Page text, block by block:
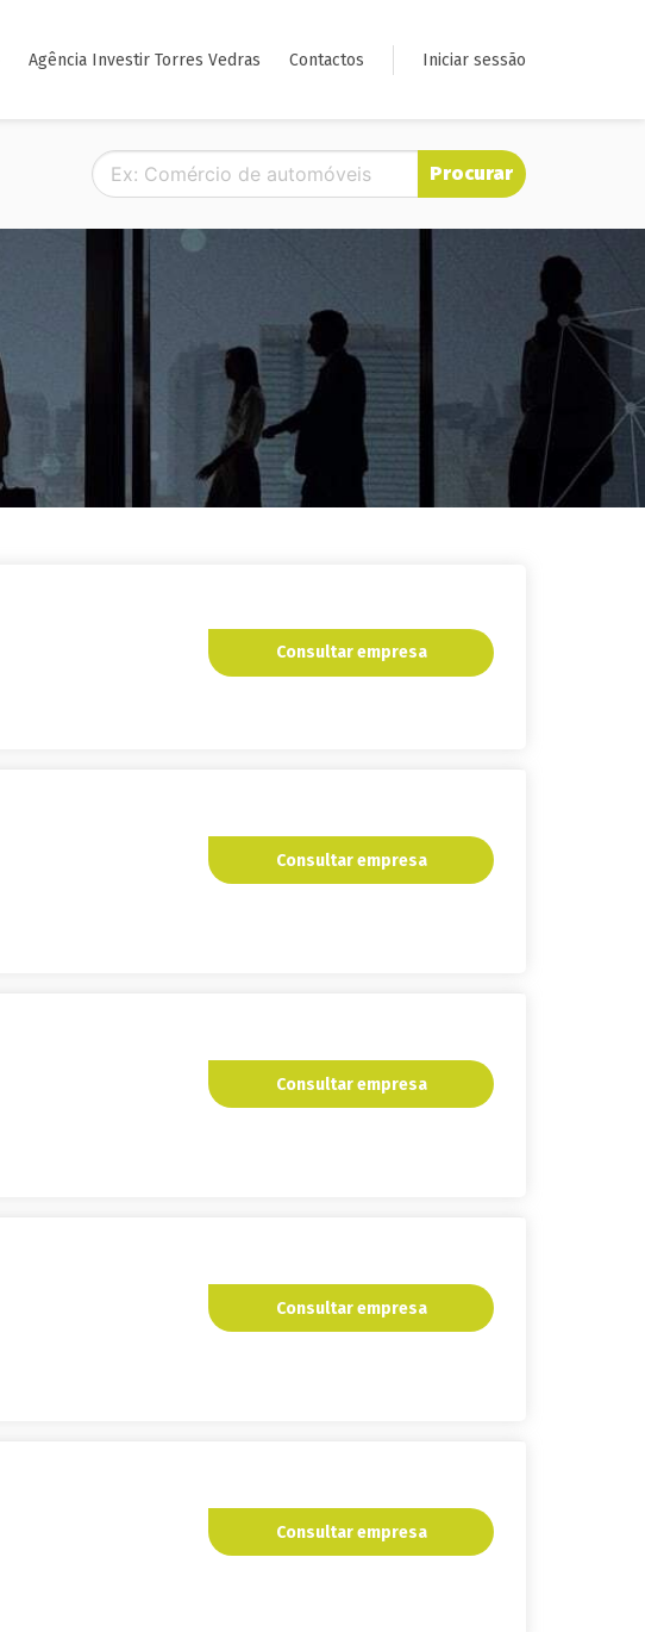
Agência Investir Torres Vedras Contactos Iniciar sessão
Procurar
Consultar empresa
Consultar empresa
Consultar empresa
Consultar empresa
Consultar empresa